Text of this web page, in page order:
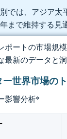
では、アジア太
まで維持する見
ポートの市場規
最新のデータと
ー世界市場の
影響分析*